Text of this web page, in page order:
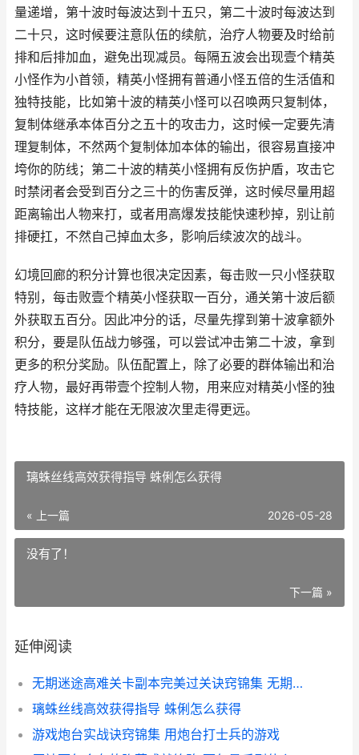
量递增，第十波时每波达到十五只，第二十波时每波达到
二十只，这时候要注意队伍的续航，治疗人物要及时给前
排和后排加血，避免出现减员。每隔五波会出现壹个精英
小怪作为小首领，精英小怪拥有普通小怪五倍的生活值和
独特技能，比如第十波的精英小怪可以召唤两只复制体，
复制体继承本体百分之五十的攻击力，这时候一定要先清
理复制体，不然两个复制体加本体的输出，很容易直接冲
垮你的防线；第二十波的精英小怪拥有反伤护盾，攻击它
时禁闭者会受到百分之三十的伤害反弹，这时候尽量用超
距离输出人物来打，或者用高爆发技能快速秒掉，别让前
排硬扛，不然自己掉血太多，影响后续波次的战斗。
幻境回廊的积分计算也很决定因素，每击败一只小怪获取
特别，每击败壹个精英小怪获取一百分，通关第十波后额
外获取五百分。因此冲分的话，尽量先撑到第十波拿额外
积分，要是队伍战力够强，可以尝试冲击第二十波，拿到
更多的积分奖励。队伍配置上，除了必要的群体输出和治
疗人物，最好再带壹个控制人物，用来应对精英小怪的独
特技能，这样才能在无限波次里走得更远。
璃蛛丝线高效获得指导 蛛俐怎么获得
« 上一篇 2026-05-28
没有了！
下一篇 »
延伸阅读
无期迷途高难关卡副本完美过关诀窍锦集 无期迷途1-2s
璃蛛丝线高效获得指导 蛛俐怎么获得
游戏炮台实战诀窍锦集 用炮台打士兵的游戏